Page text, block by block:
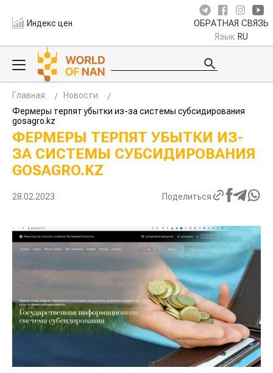
Индекс цен ОБРАТНАЯ СВЯЗЬ
Язык RU
Главная
Новости
Фермеры терпят убытки из-за системы субсидирования
gosagro.kz
ФЕРМЕРЫ ТЕРПЯТ УБЫТКИ ИЗ-
ЗА СИСТЕМЫ СУБСИДИРОВАНИЯ
GOSAGRO.KZ
28.02.2023 Поделиться